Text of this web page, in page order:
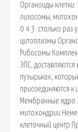
Органоиды
лизосомы,
0 4 3. столько раз
цитоплазмы
Рибосомы
ЭПС,
пузырьках,
присоединяются к
Мембранные ядро
митохондрии
клеточный центр